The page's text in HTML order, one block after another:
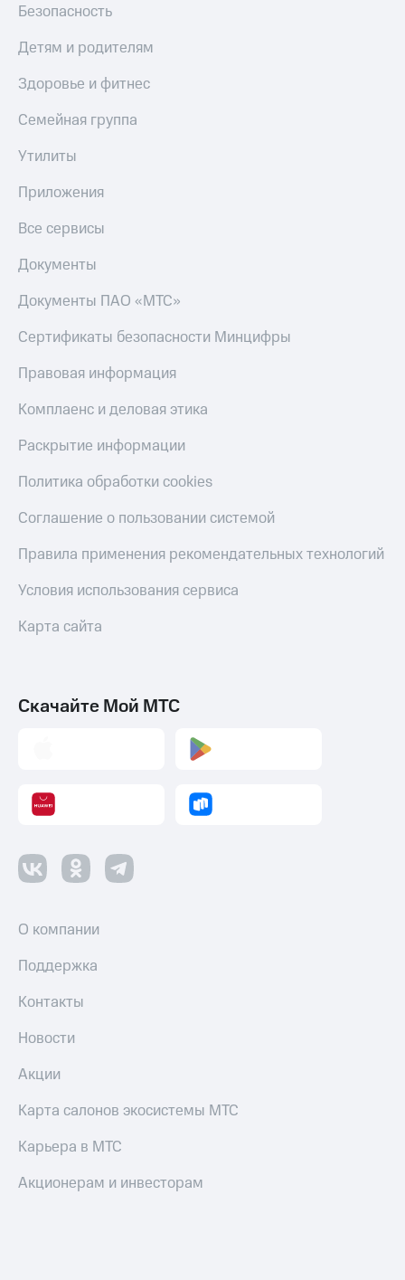
Безопасность
Детям и родителям
Здоровье и фитнес
Семейная группа
Утилиты
Приложения
Все сервисы
Документы
Документы ПАО «МТС»
Сертификаты безопасности Минцифры
Правовая информация
Комплаенс и деловая этика
Раскрытие информации
Политика обработки cookies
Соглашение о пользовании системой
Правила применения рекомендательных технологий
Условия использования сервиса
Карта сайта
Скачайте Мой МТС
О компании
Поддержка
Контакты
Новости
Акции
Карта салонов экосистемы МТС
Карьера в МТС
Акционерам и инвесторам